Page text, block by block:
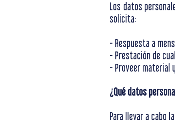
Los datos
solicita:
- Respuesta a
- Prestación de
- Proveer material
¿Qué datos
Para llevar a cabo